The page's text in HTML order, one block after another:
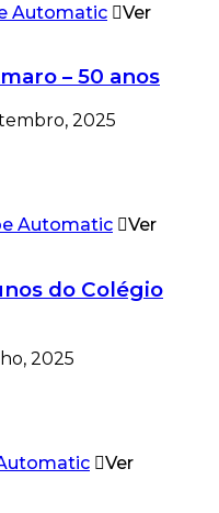
Ver
– 50 anos
2025
Ver
do Colégio
2025
Ver